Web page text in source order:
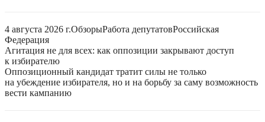
4 августа 2026 г.ОбзорыРабота депутатовРоссийская
Федерация
Агитация не для всех: как оппозиции закрывают доступ
к избирателю
Оппозиционный кандидат тратит силы не только
на убеждение избирателя, но и на борьбу за саму возможность
вести кампанию